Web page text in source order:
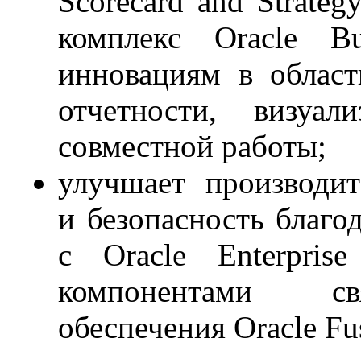
комплекс Oracle
инновациям в
отчетности,
совместной работы;
улучшает
и безопасность
с Oracle
компонентами
обеспечения Oracle